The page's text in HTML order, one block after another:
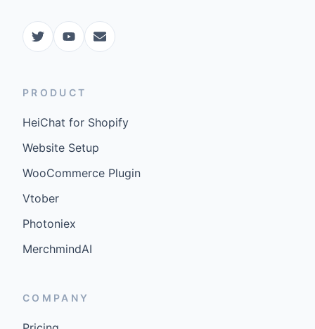
PRODUCT
HeiChat for Shopify
Website Setup
WooCommerce Plugin
Vtober
Photoniex
MerchmindAI
COMPANY